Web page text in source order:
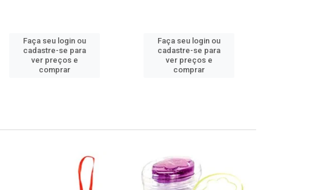
Faça seu login ou
cadastre-se para
ver preços e
comprar
Faça seu login ou
cadastre-se para
ver preços e
comprar